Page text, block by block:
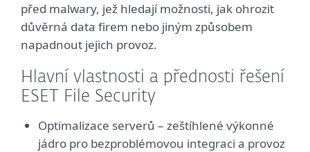
před malwary, jež hledají možnosti, jak ohrozit
důvěrná data firem nebo jiným způsobem
napadnout jejich provoz.
Hlavní vlastnosti a přednosti řešení
ESET File Security
Optimalizace serverů – zeštíhlené výkonné
jádro pro bezproblémovou integraci a provoz